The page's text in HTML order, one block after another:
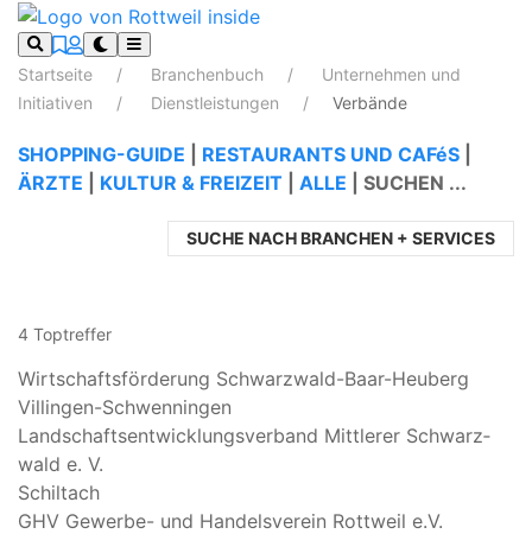
Startseite Branchenbuch
Unternehmen und
Initiativen
Dienstleistungen Verbände
SHOPPING-GUIDE RESTAURANTS UND CAFéS
ÄRZTE
KULTUR & FREIZEIT ALLE SUCHEN ...
SUCHE NACH BRANCHEN + SERVICES
4 Toptreffer
Wirtschaftsförderung Schwarzwald-Baar-Heuberg
Villingen-Schwenningen
Land­schafts­ent­wick­lungs­ver­band Mitt­le­rer Schwarz­
wald e. V.
Schiltach
GHV Gewerbe- und Handelsverein Rottweil e.V.